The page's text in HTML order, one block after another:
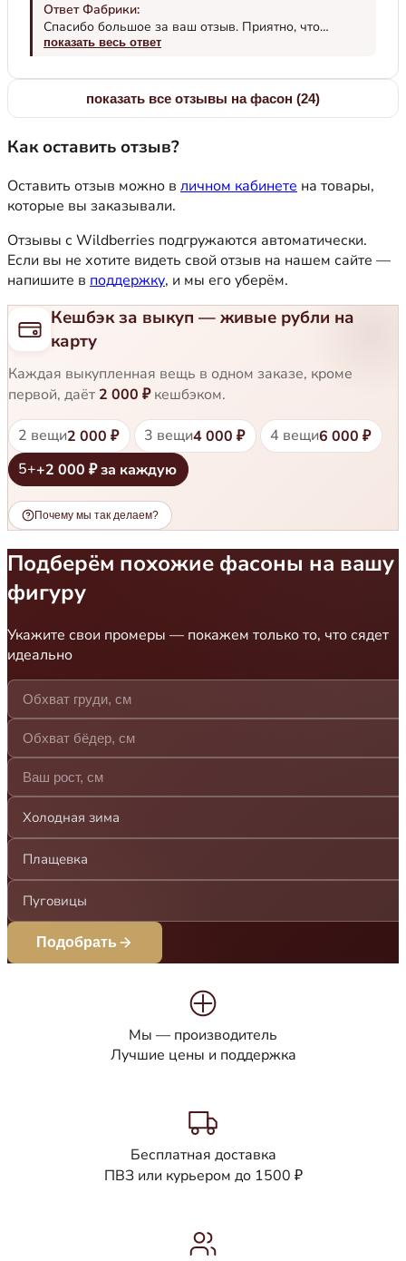
Ответ Фабрики:
Спасибо большое за ваш отзыв. Приятно, что
модель вам подошла по фигуре и понравилась.
производителю, понять в каком направлении
двигаться, на что обратить внимание или исправить.
Несмотря на мой шаблонный ответ, все реакции
и ваш отзыв. Носите с удовольствием!
показать весь ответ
показать все отзывы на фасон (24)
Как оставить отзыв?
Оставить отзыв можно в личном кабинете на товары,
которые вы заказывали.
Отзывы с Wildberries подгружаются автоматически.
Если вы не хотите видеть свой отзыв на нашем сайте —
напишите в поддержку, и мы его уберём.
Кешбэк за выкуп — живые рубли на
карту
Каждая выкупленная вещь в одном заказе, кроме
первой, даёт 2 000 ₽кешбэком.
2 вещи2 000 ₽ 3 вещи4 000 ₽ 4 вещи6 000 ₽
5++2 000 ₽ за каждую
Почему мы так делаем?
Подберём похожие фасоны на вашу
фигуру
Укажите свои промеры — покажем только то, что сядет
идеально
Холодная зима
Плащевка
Пуговицы
Подобрать
Мы — производитель
Лучшие цены и поддержка
Бесплатная доставка
ПВЗ или курьером до 1500 ₽